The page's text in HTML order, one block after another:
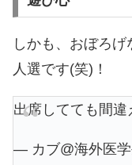
しかも、おぼろ
人選です(笑)！
出席してても間
— カブ@海外医